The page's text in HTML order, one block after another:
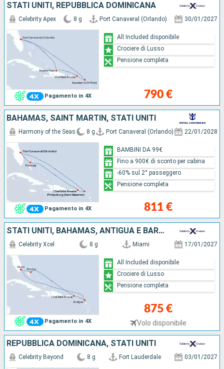
STATI UNITI, REPUBBLICA DOMINICANA
Pagamento in 4X
Celebrity Apex 8 g Port Canaveral (Orlando) 30/01/2027
790 €
All Included disponibile
Crociere di Lusso
Pensione completa
BAHAMAS, SAINT MARTIN, STATI UNITI
Pagamento in 4X
Harmony of the Seas 8 g Port Canaveral (Orlando) 22/01/2028
811 €
BAMBINI DA 99€
Fino a 900€ di sconto per cabina
-60% sul 2° passeggero
Pensione completa
STATI UNITI, BAHAMAS, ANTIGUA E BARBUDA
Pagamento in 4X
Celebrity Xcel 8 g Miami 17/01/2027
875 €
Volo disponibile
All Included disponibile
Crociere di Lusso
Pensione completa
REPUBBLICA DOMINICANA, STATI UNITI
Celebrity Beyond 8 g Fort Lauderdale 03/01/2027